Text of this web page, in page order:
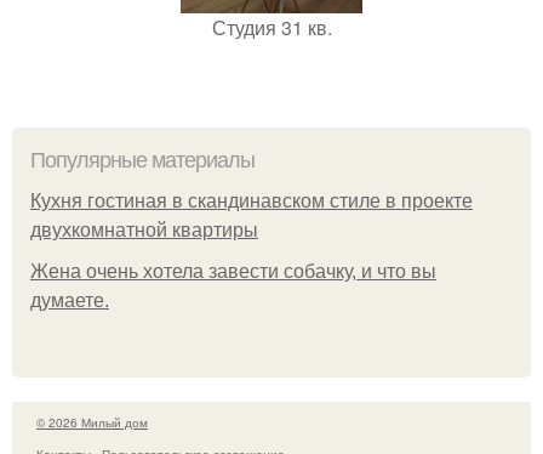
Студия 31 кв.
Популярные материалы
Кухня гостиная в скандинавском стиле в проекте
двухкомнатной квартиры
Жена очень хотела завести собачку, и что вы
думаете.
© 2026 Милый дом